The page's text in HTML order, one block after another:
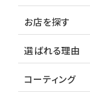
お店を探す
選ばれる理由
コーティング